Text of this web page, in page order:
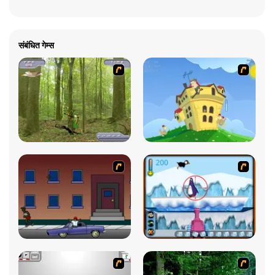
संबंधित गेम्स